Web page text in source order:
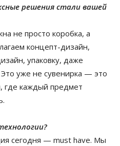
решения стали вашей
не просто коробка, а
концепт-дизайн,
упаковку, даже
уже не сувенирка — это
где каждый предмет
сегодня — must have. Мы